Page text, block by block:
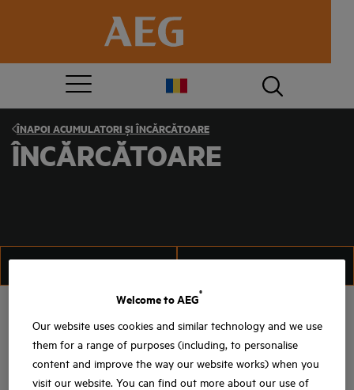
ÎNAPOI ACUMULATORI ȘI ÎNCĂRCĂTOARE
ÎNCĂRCĂTOARE
Welcome to AEG
®
Our website uses cookies and similar technology and we use
them for a range of purposes (including, to personalise
content and improve the way our website works) when you
visit our website. You can find out more about our use of